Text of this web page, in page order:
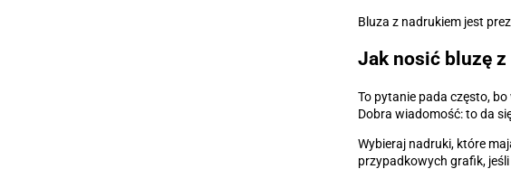
Bluza z nadrukiem jest
Jak nosić bluzę z
To pytanie pada często,
Dobra wiadomość: to da
Wybieraj nadruki, które
przypadkowych grafik,